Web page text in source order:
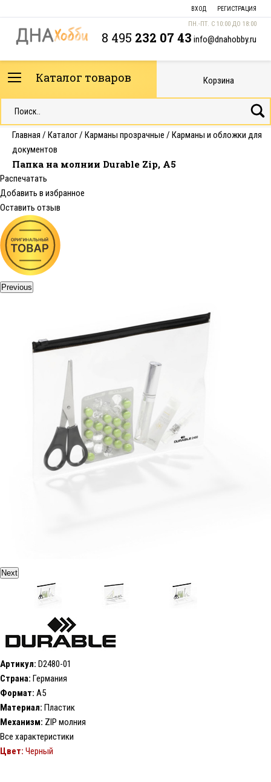
ВХОД РЕГИСТРАЦИЯ
ПН.-ПТ. С 10:00 ДО 18:00
8 495 232 07 43 info@dnahobby.ru
Каталог товаров Корзина
Главная / Каталог/ Карманы прозрачные / Карманы и обложки для
документов
Папка на молнии Durable Zip, А5
Распечатать
Добавить в избранное
Оставить отзыв
Previous
Next
Артикул: D2480-01
Страна: Германия
Формат: А5
Материал: Пластик
Механизм: ZIP молния
Все характеристики
Цвет: Черный